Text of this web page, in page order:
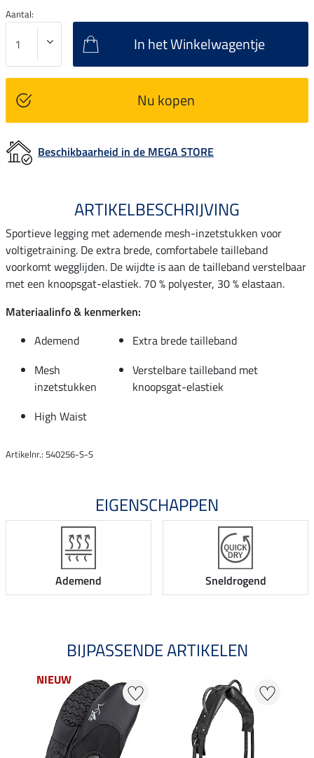
Aantal:
In het Winkelwagentje
Nu kopen
Beschikbaarheid in de MEGA STORE
ARTIKELBESCHRIJVING
Sportieve legging met ademende mesh-inzetstukken voor
voltigetraining. De extra brede, comfortabele tailleband
voorkomt wegglijden. De wijdte is aan de tailleband verstelbaar
met een knoopsgat-elastiek. 70 % polyester, 30 % elastaan.
Materiaalinfo & kenmerken:
Ademend
Extra brede tailleband
Mesh
inzetstukken
Verstelbare tailleband met
knoopsgat-elastiek
High Waist
Artikelnr.: 540256-S-S
EIGENSCHAPPEN
Ademend Sneldrogend
BIJPASSENDE ARTIKELEN
NIEUW